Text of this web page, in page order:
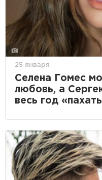
25 января
Селена Гомес
любовь, а
весь год